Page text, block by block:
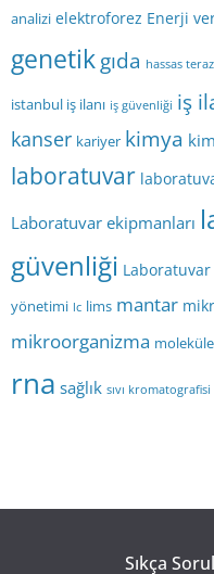
analizi elektroforez Enerji
genetikgıda hassas
istanbul iş ilanı iş güvenliği iş
kanser kariyer kimya
laboratuvar
Laboratuvar ekipmanları
güvenliği
yönetimi lc lims mantar
mikroorganizma
rna sağlık sıvı kromatografisi
Sıkça